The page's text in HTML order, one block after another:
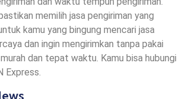
memilih jasa pengiriman yang
kamu yang bingung mencari jasa
dan ingin mengirimkan tanpa pakai
dan tepat waktu. Kamu bisa hubungi
Express.